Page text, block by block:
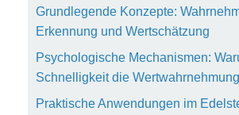
Grundlegende Konzepte:
Erkennung und Wertschätzung
Psychologische Mechanismen:
Schnelligkeit die
Praktische Anwendungen im